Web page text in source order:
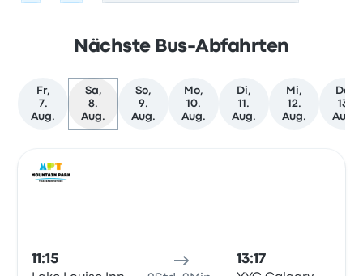
Nächste Bus-Abfahrten
Fr,
7.
Aug.
Sa,
8.
Aug.
So,
9.
Aug.
Mo,
10.
Aug.
Di,
11.
Aug.
Mi,
12.
Aug.
Do,
13.
Aug.
11:15 13:17